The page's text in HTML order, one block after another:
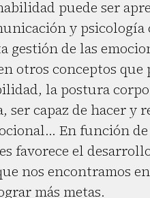
puede ser
y
gestión de las
otros conceptos
la postura
ser capaz de hacer
En función
favorece el
nos encontramos
más metas.